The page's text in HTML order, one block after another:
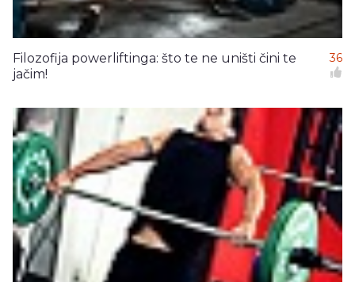
Filozofija powerliftinga: što te ne uništi čini te
jačim!
36